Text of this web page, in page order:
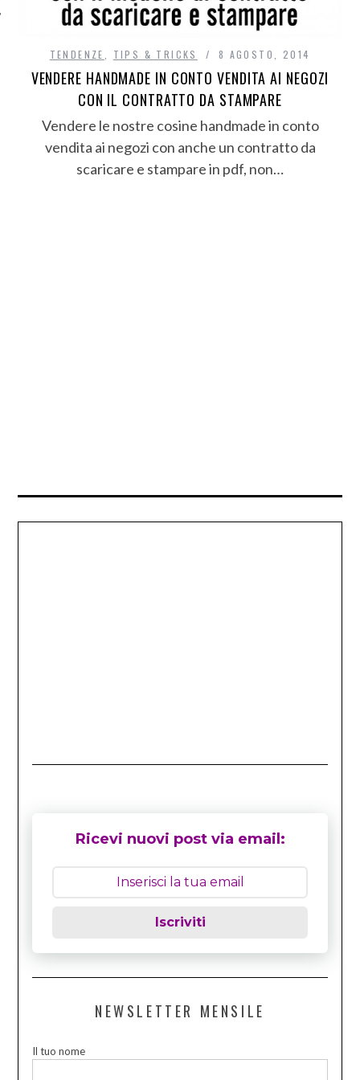
TENDENZE TIPS & TRICKS 8 AGOSTO, 2014
VENDERE HANDMADE IN CONTO VENDITA AI NEGOZI
CON IL CONTRATTO DA STAMPARE
Vendere le nostre cosine handmade in conto
vendita ai negozi con anche un contratto da
scaricare e stampare in pdf, non…
Ricevi nuovi post via email:
Iscriviti
NEWSLETTER MENSILE
Il tuo nome